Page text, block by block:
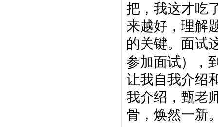
把，我这才吃
来越好，理解
的关键。面试
参加面试），
让我自我介绍
我介绍，甄老
骨，焕然一新